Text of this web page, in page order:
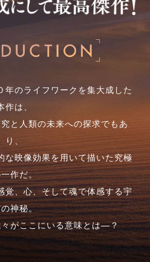
年のライフワークを集大成した
作は、
と人類の未来への探求でもあ
り、
な映像効果を用いて描いた究極
作だ。
覚、心、そして魂で体感する宇
神秘。
がここにいる意味とは―？